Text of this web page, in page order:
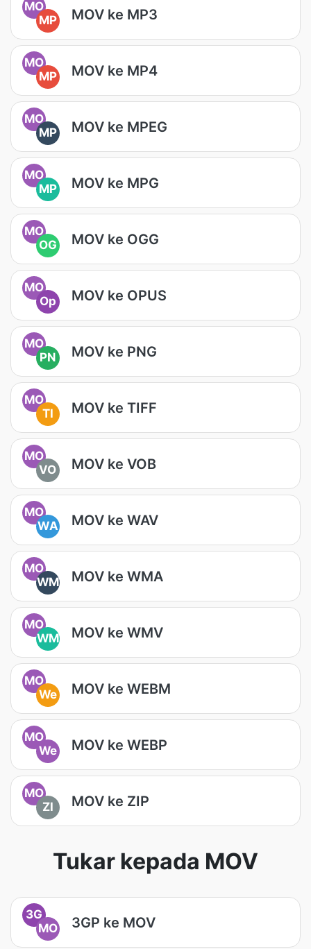
MO
MP
MOV ke MP3
MO
MP
MOV ke MP4
MO
MP
MOV ke MPEG
MO
MP
MOV ke MPG
MO
OG
MOV ke OGG
MO
Op
MOV ke OPUS
MO
PN
MOV ke PNG
MO
TI
MOV ke TIFF
MO
VO
MOV ke VOB
MO
WA
MOV ke WAV
MO
WM
MOV ke WMA
MO
WM
MOV ke WMV
MO
We
MOV ke WEBM
MO
We
MOV ke WEBP
MO
ZI
MOV ke ZIP
Tukar kepada MOV
3G
MO
3GP ke MOV